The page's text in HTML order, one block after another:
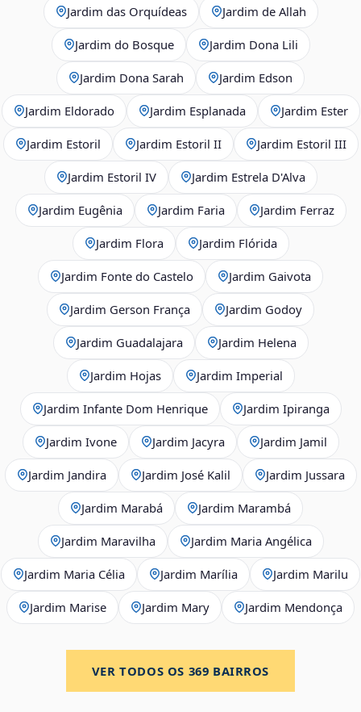
Jardim das Orquídeas Jardim de Allah
Jardim do Bosque Jardim Dona Lili
Jardim Dona Sarah Jardim Edson
Jardim Eldorado Jardim Esplanada Jardim Ester
Jardim Estoril Jardim Estoril II Jardim Estoril III
Jardim Estoril IV Jardim Estrela D'Alva
Jardim Eugênia Jardim Faria Jardim Ferraz
Jardim Flora Jardim Flórida
Jardim Fonte do Castelo Jardim Gaivota
Jardim Gerson França Jardim Godoy
Jardim Guadalajara Jardim Helena
Jardim Hojas Jardim Imperial
Jardim Infante Dom Henrique Jardim Ipiranga
Jardim Ivone Jardim Jacyra Jardim Jamil
Jardim Jandira Jardim José Kalil Jardim Jussara
Jardim Marabá Jardim Marambá
Jardim Maravilha Jardim Maria Angélica
Jardim Maria Célia Jardim Marília Jardim Marilu
Jardim Marise Jardim Mary Jardim Mendonça
VER TODOS OS 369 BAIRROS